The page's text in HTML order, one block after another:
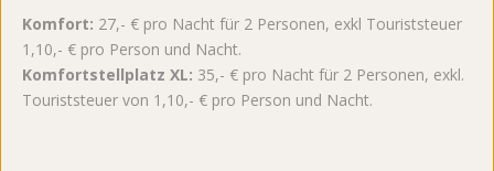
Komfort: 27,- € pro Nacht für 2 Personen, exkl Touriststeuer
1,10,- € pro Person und Nacht.
Komfortstellplatz XL: 35,- € pro Nacht für 2 Personen, exkl.
Touriststeuer von 1,10,- € pro Person und Nacht.